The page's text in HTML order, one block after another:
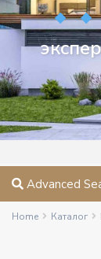
Advanced
Home Каталог